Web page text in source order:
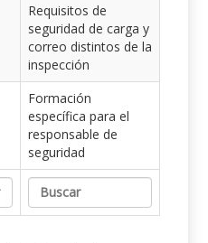
Requisitos de
seguridad de carga y
correo distintos de la
inspección
Formación
específica para el
responsable de
seguridad